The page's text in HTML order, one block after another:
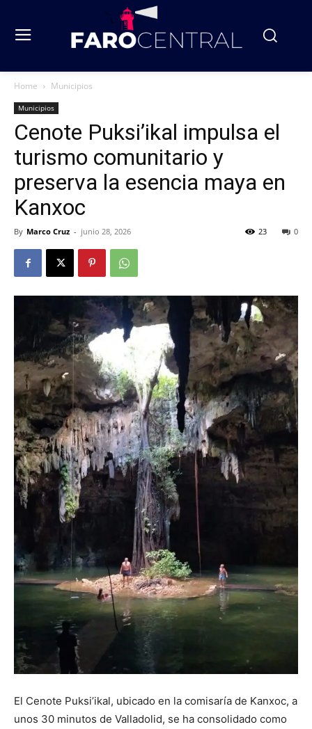
Home Municipios
Municipios
Cenote Puksi’ikal impulsa el
turismo comunitario y
preserva la esencia maya en
Kanxoc
By Marco Cruz - junio 28, 2026 0
23
El Cenote Puksi’ikal, ubicado en la comisaría de Kanxoc, a
unos 30 minutos de Valladolid, se ha consolidado como